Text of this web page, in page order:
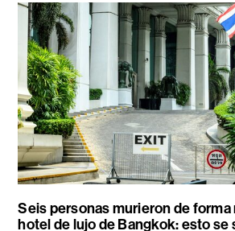
Seis personas murieron de
hotel de lujo de Bangkok: esto se